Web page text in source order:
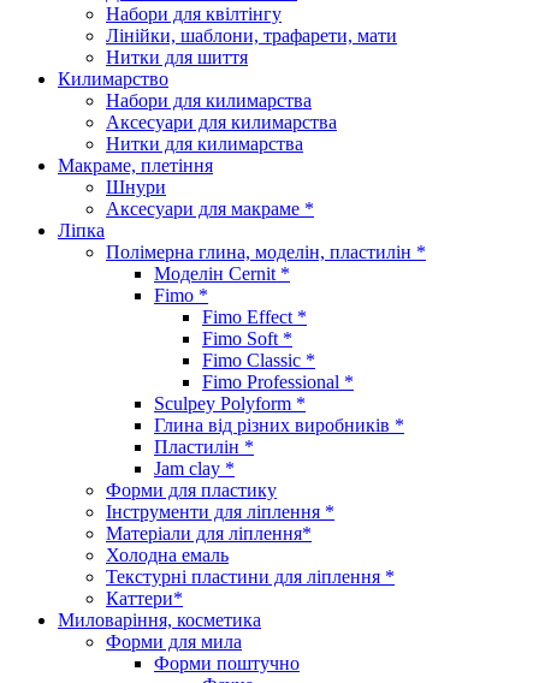
Набори для квілтінгу
Лінійки, шаблони, трафарети, мати
Нитки для шиття
Килимарство
Набори для килимарства
Аксесуари для килимарства
Нитки для килимарства
Макраме, плетіння
Шнури
Аксесуари для макраме *
Ліпка
Полімерна глина, моделін, пластилін *
Моделін Cernit *
Fimo *
Fimo Effect *
Fimo Soft *
Fimo Classic *
Fimo Professional *
Sculpey Polyform *
Глина від різних виробників *
Пластилін *
Jam clay *
Форми для пластику
Інструменти для ліплення *
Матеріали для ліплення*
Холодна емаль
Текстурні пластини для ліплення *
Каттери*
Миловаріння, косметика
Форми для мила
Форми поштучно